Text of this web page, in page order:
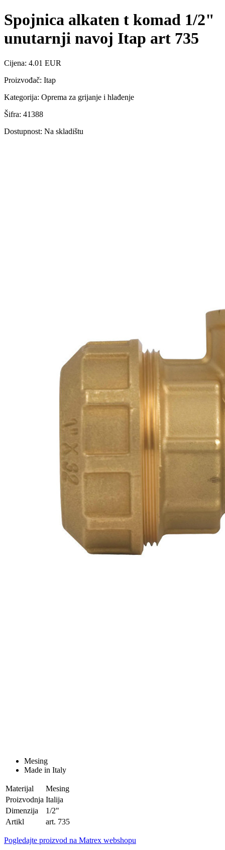
Spojnica alkaten t komad 1/2"
unutarnji navoj Itap art 735
Cijena: 4.01 EUR
Proizvođač: Itap
Kategorija: Oprema za grijanje i hlađenje
Šifra: 41388
Dostupnost: Na skladištu
Mesing
Made in Italy
Materijal
Mesing
Proizvodnja Italija
Dimenzija
1/2"
Artikl
art. 735
Pogledajte proizvod na Matrex webshopu